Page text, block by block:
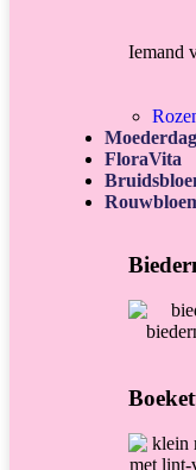
Iemand
FloraVita